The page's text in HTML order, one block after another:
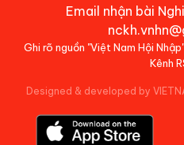
Email nhận bài
Ghi rõ nguồn "Việt Nam Hội
Kênh
Designed & developed by